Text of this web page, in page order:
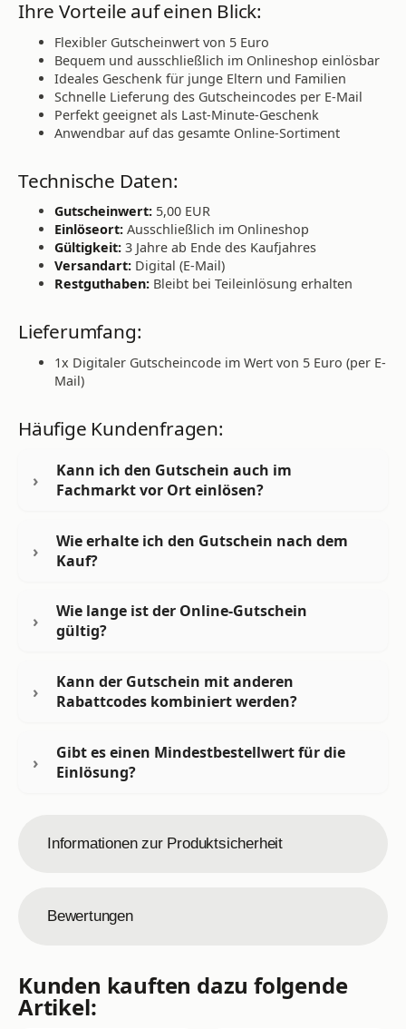
Ihre Vorteile auf einen Blick:
Flexibler Gutscheinwert von 5 Euro
Bequem und ausschließlich im Onlineshop einlösbar
Ideales Geschenk für junge Eltern und Familien
Schnelle Lieferung des Gutscheincodes per E-Mail
Perfekt geeignet als Last-Minute-Geschenk
Anwendbar auf das gesamte Online-Sortiment
Technische Daten:
Gutscheinwert: 5,00 EUR
Einlöseort: Ausschließlich im Onlineshop
Gültigkeit: 3 Jahre ab Ende des Kaufjahres
Versandart: Digital (E-Mail)
Restguthaben: Bleibt bei Teileinlösung erhalten
Lieferumfang:
1x Digitaler Gutscheincode im Wert von 5 Euro (per E-
Mail)
Häufige Kundenfragen:
Kann ich den Gutschein auch im
Fachmarkt vor Ort einlösen?
Wie erhalte ich den Gutschein nach dem
Kauf?
Wie lange ist der Online-Gutschein
gültig?
Kann der Gutschein mit anderen
Rabattcodes kombiniert werden?
Gibt es einen Mindestbestellwert für die
Einlösung?
Informationen zur Produktsicherheit
Bewertungen
Kunden kauften dazu folgende
Artikel: